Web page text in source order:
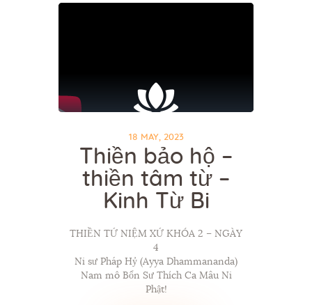
18 MAY, 2023
Thiền bảo hộ –
thiền tâm từ –
Kinh Từ Bi
THIỀN TỨ NIỆM XỨ KHÓA 2 – NGÀY
4
Ni sư Pháp Hỷ (Ayya Dhammananda)
Nam mô Bổn Sư Thích Ca Mâu Ni
Phật!